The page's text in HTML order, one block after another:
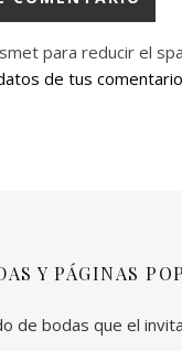
para reducir el
de tus
Y PÁGINAS
de bodas que el